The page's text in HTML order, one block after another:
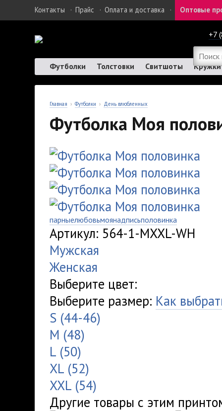
Контакты · Прайс · Оплата и доставка · Оптовые
+7
Футболки Толстовки Свитшоты Кружки
Главная › Футболки › День влюбленных
Футболка Моя
парныелюбовьмоянадписьполовинка
Артикул: 564-1-MXXL-WH
Мужская
Женская
Выберите цвет:
Выберите размер: Как
S (44-46)
M (48)
L (50)
XL (52)
XXL (54)
Другие товары с этим